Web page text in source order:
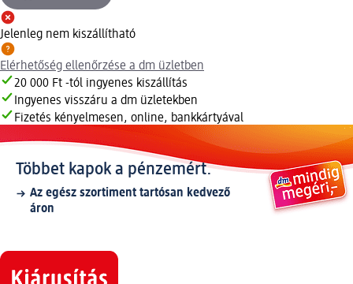
Jelenleg nem kiszállítható
Elérhetőség ellenőrzése a dm üzletben
20 000 Ft -tól ingyenes kiszállítás
Ingyenes visszáru a dm üzletekben
Fizetés kényelmesen, online, bankkártyával
Többet kapok a pénzemért.
Az egész szortiment tartósan kedvező
áron